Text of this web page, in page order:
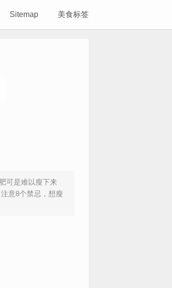
Sitemap 美食标签
可是难以瘦下来
意8个禁忌，想瘦